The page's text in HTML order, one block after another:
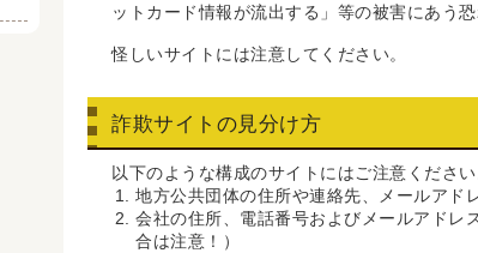
ットカード情報が流出する」等の被害にあう恐
怪しいサイトには注意してください。
詐欺サイトの見分け方
以下のような構成のサイトにはご注意ください
地方公共団体の住所や連絡先、メールアド
会社の住所、電話番号およびメールアドレ
合は注意！）